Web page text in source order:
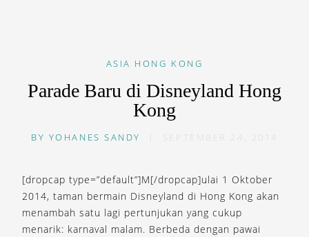
ASIA HONG KONG
Parade Baru di Disneyland Hong
Kong
BY YOHANES SANDY SEPTEMBER 24, 2014
[dropcap type=”default”]M[/dropcap]ulai 1 Oktober
2014, taman bermain Disneyland di Hong Kong akan
menambah satu lagi pertunjukan yang cukup
menarik: karnaval malam. Berbeda dengan pawai